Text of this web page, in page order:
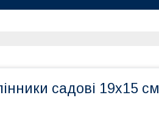
садові 19х15 см